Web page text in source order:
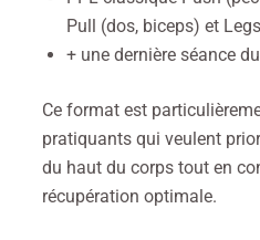
Pull (dos, biceps) et
+ une dernière séance
Ce format est
pratiquants qui veulent
du haut du corps tout en
récupération optimale.